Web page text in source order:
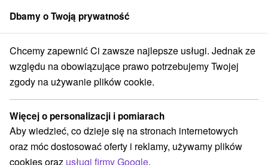
członek grupySorger
Blog Gdzie wybrać się na wycieczkę z dziećmi na Orawę
GDZIE WYBRAĆ SIĘ NA
WYCIECZKĘ Z DZIEĆMI NA
ORAWĘ
Dbamy o Twoją prywatność
Chcemy zapewnić Ci zawsze najlepsze usługi. Jednak ze
względu na obowiązujące prawo potrzebujemy Twojej
zgody na używanie plików cookie.
Więcej o personalizacji i pomiarach
Aby wiedzieć, co dzieje się na stronach internetowych
oraz móc dostosować oferty i reklamy, używamy plików
cookies oraz usługi firmy Google.